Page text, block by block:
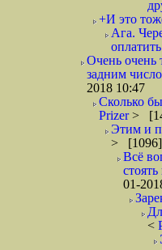
+И это
Ага.
Очень очень
задним
2018 10:47
Сколько
Prizer>
Этим и
> [1096]
Всё
01-
<